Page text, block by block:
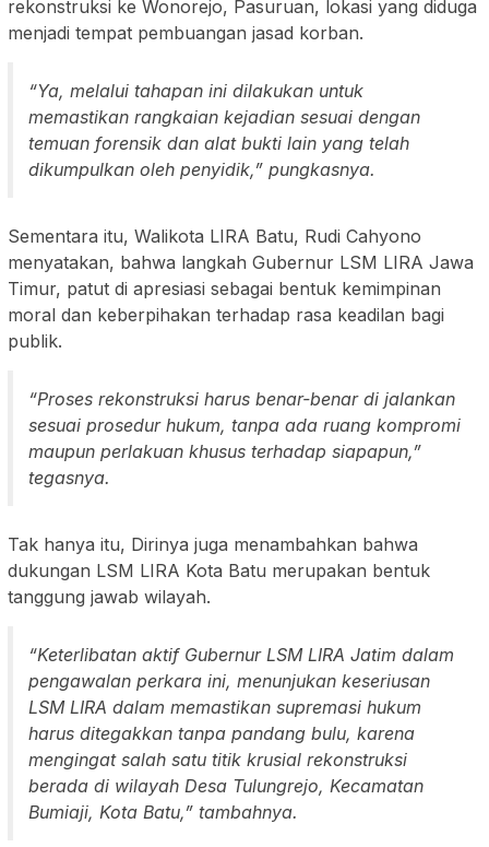
rekonstruksi ke Wonorejo, Pasuruan, lokasi yang diduga
menjadi tempat pembuangan jasad korban.
“Ya, melalui tahapan ini dilakukan untuk
memastikan rangkaian kejadian sesuai dengan
temuan forensik dan alat bukti lain yang telah
dikumpulkan oleh penyidik,” pungkasnya.
Sementara itu, Walikota LIRA Batu, Rudi Cahyono
menyatakan, bahwa langkah Gubernur LSM LIRA Jawa
Timur, patut di apresiasi sebagai bentuk kemimpinan
moral dan keberpihakan terhadap rasa keadilan bagi
publik.
“Proses rekonstruksi harus benar-benar di jalankan
sesuai prosedur hukum, tanpa ada ruang kompromi
maupun perlakuan khusus terhadap siapapun,”
tegasnya.
Tak hanya itu, Dirinya juga menambahkan bahwa
dukungan LSM LIRA Kota Batu merupakan bentuk
tanggung jawab wilayah.
“Keterlibatan aktif Gubernur LSM LIRA Jatim dalam
pengawalan perkara ini, menunjukan keseriusan
LSM LIRA dalam memastikan supremasi hukum
harus ditegakkan tanpa pandang bulu, karena
mengingat salah satu titik krusial rekonstruksi
berada di wilayah Desa Tulungrejo, Kecamatan
Bumiaji, Kota Batu,” tambahnya.